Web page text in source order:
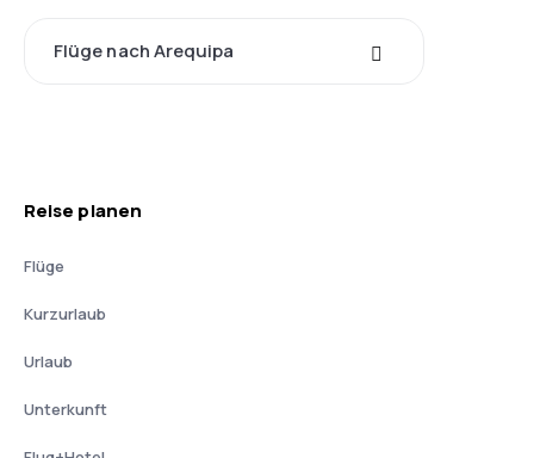
Flüge nach Arequipa
Reise planen
Flüge
Kurzurlaub
Urlaub
Unterkunft